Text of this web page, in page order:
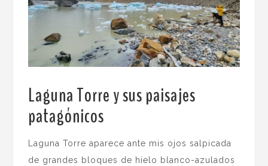
Laguna Torre y sus paisajes
patagónicos
Laguna Torre aparece ante mis ojos salpicada
de grandes bloques de hielo blanco-azulados